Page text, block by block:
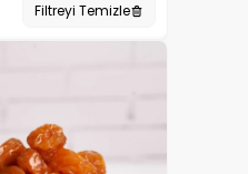
Filtreyi Temizle